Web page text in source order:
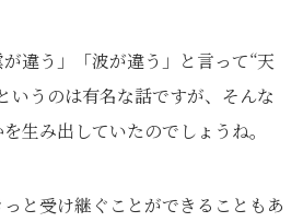
違う」「波が違う」と言って“天
いうのは有名な話ですが、そんな
生み出していたのでしょうね。
と受け継ぐことができることもあ